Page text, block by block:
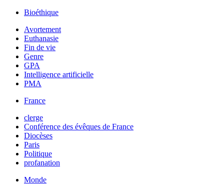
Bioéthique
Avortement
Euthanasie
Fin de vie
Genre
GPA
Intelligence artificielle
PMA
France
clerge
Conférence des évêques de France
Diocèses
Paris
Politique
profanation
Monde